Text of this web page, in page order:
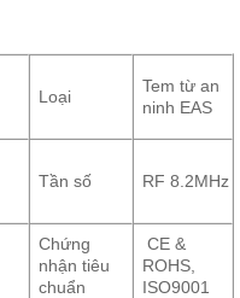
Loại
Tem từ an
ninh EAS
Tần số RF 8.2MHz
Chứng
nhận tiêu
chuẩn
CE &
ROHS,
ISO9001